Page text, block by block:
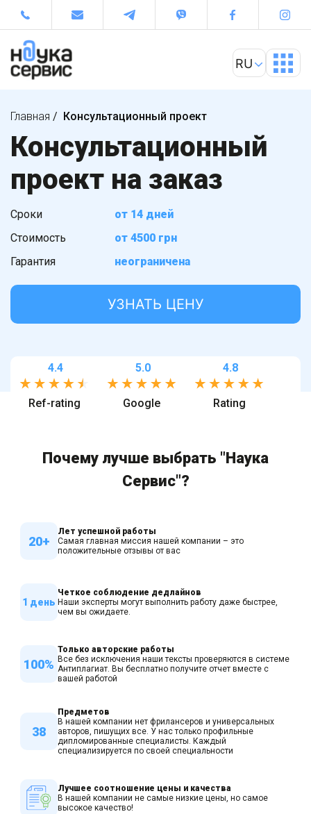
Главная / Консультационный проект
Консультационный
проект на заказ
Сроки
от 14 дней
Стоимость
от 4500 грн
Гарантия
неограничена
УЗНАТЬ ЦЕНУ
Ref-rating
4.4
Google
5.0
Rating
4.8
Почему лучше выбрать "Наука
Сервис"?
20+
Лет успешной работы
Самая главная миссия нашей компании – это
положительные отзывы от вас
1 день
Четкое соблюдение дедлайнов
Наши эксперты могут выполнить работу даже быстрее,
чем вы ожидаете.
100%
Только авторские работы
Все без исключения наши тексты проверяются в системе
Антиплагиат. Вы бесплатно получите отчет вместе с
вашей работой
38
Предметов
В нашей компании нет фрилансеров и универсальных
авторов, пишущих все. У нас только профильные
дипломированные специалисты. Каждый
специализируется по своей специальности
Лучшее соотношение цены и качества
В нашей компании не самые низкие цены, но самое
высокое качество!